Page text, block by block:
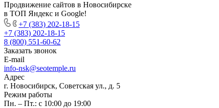
Продвижение сайтов в Новосибирске
в ТОП Яндекс и Google!
+7 (383) 202-18-15
+7 (383) 202-18-15
8 (800) 551-60-62
Заказать звонок
E-mail
info-nsk@seotemple.ru
Адрес
г. Новосибирск, Советская ул., д. 5
Режим работы
Пн. – Пт.: с 10:00 до 19:00